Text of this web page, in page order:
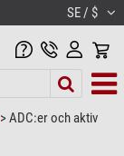
SE / $
>ADC:er och aktiv